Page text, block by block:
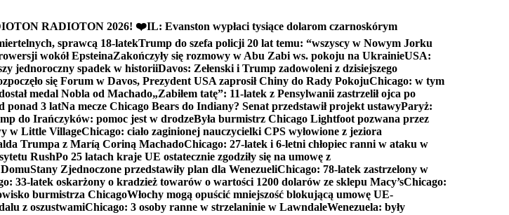
RADIOTON 2026! ❤️IL: Evanston wypłaci tysiące dolarom czarnoskórym
sprawcą 18-latekTrump do szefa policji 20 lat temu: “wszyscy w Nowym Jorku
wokół EpsteinaZakończyły się rozmowy w Abu Zabi ws. pokoju na UkrainieUSA:
jednoroczny spadek w historiiDavos: Zełenski i Trump zadowoleni z dzisiejszego
się Forum w Davos, Prezydent USA zaprosił Chiny do Rady PokojuChicago: w tym
medal Nobla od Machado„Zabiłem tatę”: 11-latek z Pensylwanii zastrzelił ojca po
ponad 3 latNa mecze Chicago Bears do Indiany? Senat przedstawił projekt ustawyParyż:
do Irańczyków: pomoc jest w drodzeByła burmistrz Chicago Lightfoot pozwana przez
w Little VillageChicago: ciało zaginionej nauczycielki CPS wyłowione z jeziora
Trumpa z Maríą Coriną MachadoChicago: 27-latek i 6-letni chłopiec ranni w ataku w
RushPo 25 latach kraje UE ostatecznie zgodziły się na umowę z
Stany Zjednoczone przedstawiły plan dla WenezueliChicago: 78-latek zastrzelony w
33-latek oskarżony o kradzież towarów o wartości 1200 dolarów ze sklepu Macy’sChicago:
burmistrza ChicagoWłochy mogą opuścić mniejszość blokującą umowę UE-
z oszustwamiChicago: 3 osoby ranne w strzelaninie w LawndaleWenezuela: były